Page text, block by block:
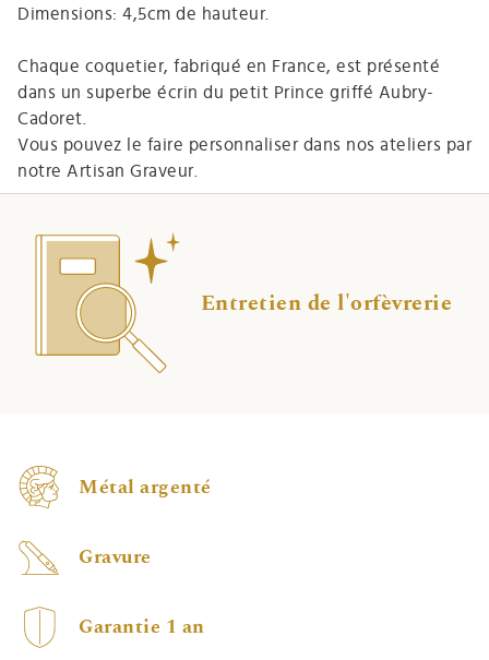
Dimensions: 4,5cm de hauteur.
Chaque coquetier, fabriqué en France, est présenté
dans un superbe écrin du petit Prince griffé Aubry-
Cadoret.
Vous pouvez le faire personnaliser dans nos ateliers par
notre Artisan Graveur.
Entretien de l'orfèvrerie
Métal argenté
Gravure
Garantie 1 an